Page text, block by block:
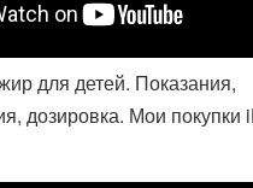
для детей. Показания,
дозировка. Мои покупки